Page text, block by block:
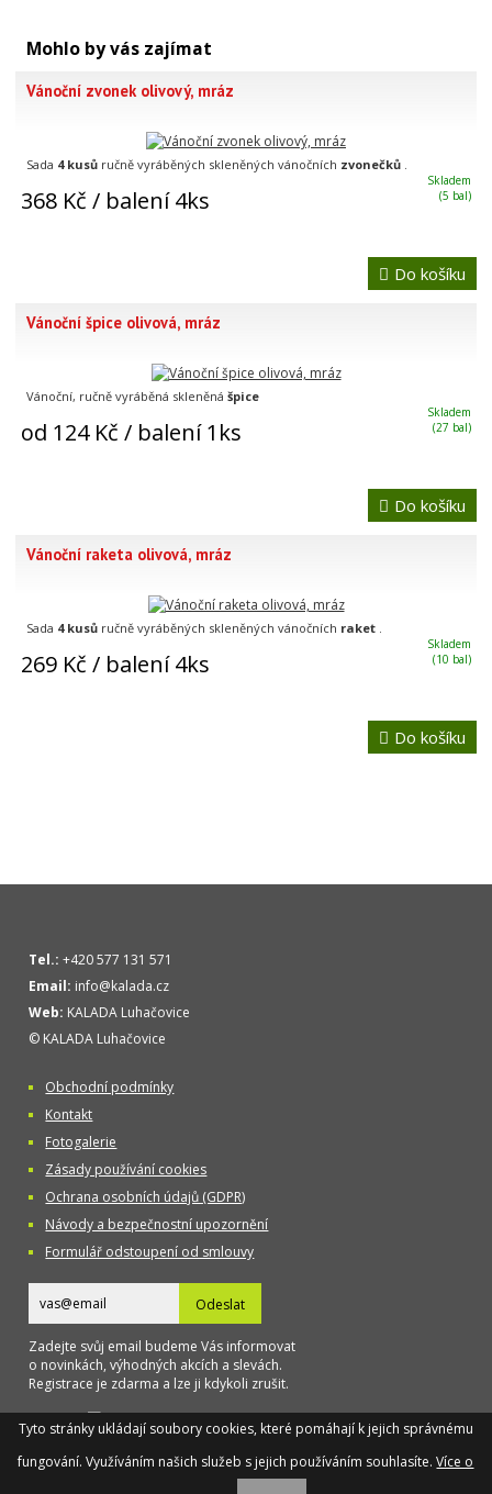
Mohlo by vás zajímat
Vánoční zvonek olivový, mráz
Sada 4 kusů ručně vyráběných skleněných vánočních zvonečků .
368 Kč / balení 4ks
Skladem
(5 bal)
Do košíku
Vánoční špice olivová, mráz
Vánoční, ručně vyráběná skleněnášpice
od 124 Kč / balení 1ks
Skladem
(27 bal)
Do košíku
Vánoční raketa olivová, mráz
Sada 4 kusů ručně vyráběných skleněných vánočních raket .
269 Kč / balení 4ks
Skladem
(10 bal)
Do košíku
Tel.: +420 577 131 571
Email: info@kalada.cz
Web: KALADA Luhačovice
© KALADA Luhačovice
Obchodní podmínky
Kontakt
Fotogalerie
Zásady používání cookies
Ochrana osobních údajů (GDPR)
Návody a bezpečnostní upozornění
Formulář odstoupení od smlouvy
Odeslat
Zadejte svůj email budeme Vás informovat
o novinkách, výhodných akcích a slevách.
Registrace je zdarma a lze ji kdykoli zrušit.
Designed
Tyto stránky ukládají soubory cookies, které pomáhají k jejich správnému
fungování. Využíváním našich služeb s jejich používáním souhlasíte. Více o